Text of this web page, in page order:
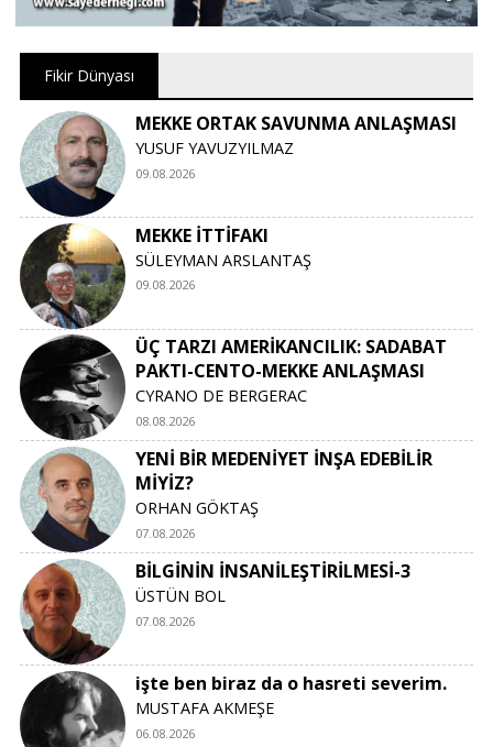
Fikir Dünyası
MEKKE ORTAK SAVUNMA ANLAŞMASI
YUSUF YAVUZYILMAZ
09.08.2026
MEKKE İTTİFAKI
SÜLEYMAN ARSLANTAŞ
09.08.2026
ÜÇ TARZI AMERİKANCILIK: SADABAT
PAKTI-CENTO-MEKKE ANLAŞMASI
CYRANO DE BERGERAC
08.08.2026
YENİ BİR MEDENİYET İNŞA EDEBİLİR
MİYİZ?
ORHAN GÖKTAŞ
07.08.2026
BİLGİNİN İNSANİLEŞTİRİLMESİ-3
ÜSTÜN BOL
07.08.2026
işte ben biraz da o hasreti severim.
MUSTAFA AKMEŞE
06.08.2026